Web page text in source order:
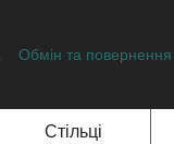
Обмін та повернення
Стільці